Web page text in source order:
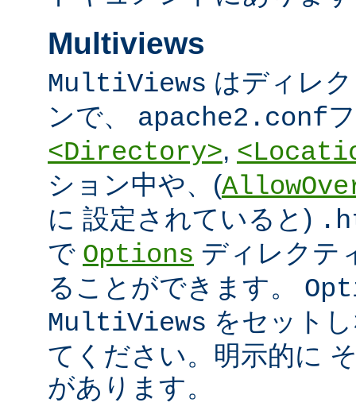
Multiviews
MultiViews はディレ
ンで、 apache2.conf
<Directory>,
ション中や、(
に 設定されていると)
で Options ディレクテ
ることができます。
MultiViews をセット
てください。明示的に
があります。